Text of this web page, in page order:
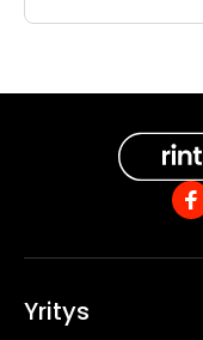
Yritys